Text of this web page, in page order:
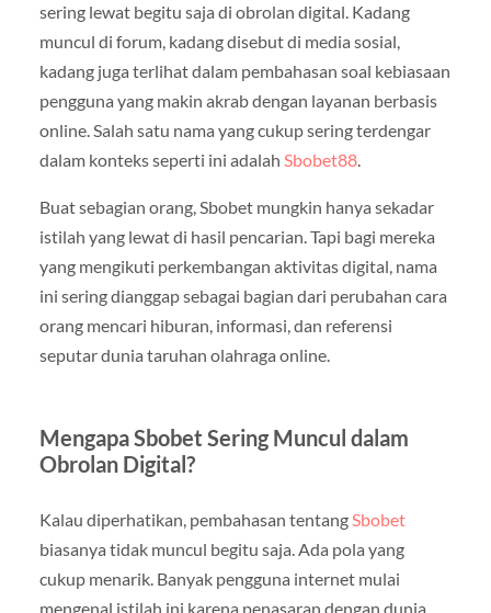
sering lewat begitu saja di obrolan digital. Kadang
muncul di forum, kadang disebut di media sosial,
kadang juga terlihat dalam pembahasan soal kebiasaan
pengguna yang makin akrab dengan layanan berbasis
online. Salah satu nama yang cukup sering terdengar
dalam konteks seperti ini adalah Sbobet88.
Buat sebagian orang, Sbobet mungkin hanya sekadar
istilah yang lewat di hasil pencarian. Tapi bagi mereka
yang mengikuti perkembangan aktivitas digital, nama
ini sering dianggap sebagai bagian dari perubahan cara
orang mencari hiburan, informasi, dan referensi
seputar dunia taruhan olahraga online.
Mengapa Sbobet Sering Muncul dalam
Obrolan Digital?
Kalau diperhatikan, pembahasan tentangSbobet
biasanya tidak muncul begitu saja. Ada pola yang
cukup menarik. Banyak pengguna internet mulai
mengenal istilah ini karena penasaran dengan dunia